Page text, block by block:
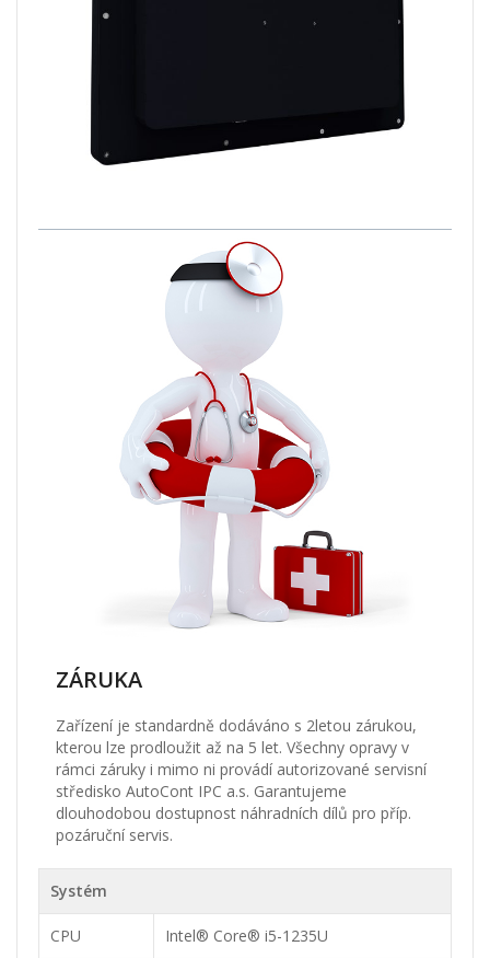
ZÁRUKA
Zařízení je standardně dodáváno s 2letou zárukou,
kterou lze prodloužit až na 5 let. Všechny opravy v
rámci záruky i mimo ni provádí autorizované servisní
středisko AutoCont IPC a.s. Garantujeme
dlouhodobou dostupnost náhradních dílů pro příp.
pozáruční servis.
Systém
CPU Intel® Core® i5-1235U